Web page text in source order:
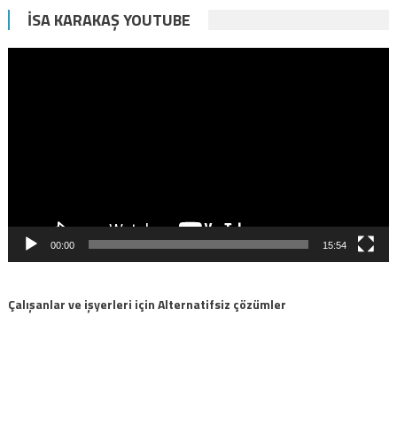
İSA KARAKAŞ YOUTUBE
00:00 15:54
Çalışanlar ve işyerleri için Alternatifsiz çözümler